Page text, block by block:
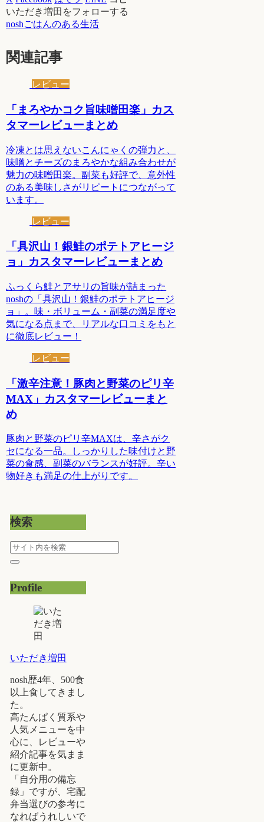
いただき増田をフォローする
noshごはんのある生活
関連記事
レビュー
「まろやかコク旨味噌田楽」カス
タマーレビューまとめ
冷凍とは思えないこんにゃくの弾力と、
味噌とチーズのまろやかな組み合わせが
魅力の味噌田楽。副菜も好評で、意外性
のある美味しさがリピートにつながって
います。
レビュー
「具沢山！銀鮭のポテトアヒージ
ョ」カスタマーレビューまとめ
ふっくら鮭とアサリの旨味が詰まった
noshの「具沢山！銀鮭のポテトアヒージ
ョ」。味・ボリューム・副菜の満足度や
気になる点まで、リアルな口コミをもと
に徹底レビュー！
レビュー
「激辛注意！豚肉と野菜のピリ辛
MAX」カスタマーレビューまと
め
豚肉と野菜のピリ辛MAXは、辛さがク
セになる一品。しっかりした味付けと野
菜の食感、副菜のバランスが好評。辛い
物好きも満足の仕上がりです。
検索
Profile
いただき増田
nosh歴4年、500食
以上食してきまし
た。
高たんぱく質系や
人気メニューを中
心に、レビューや
紹介記事を気まま
に更新中。
「自分用の備忘
録」ですが、宅配
弁当選びの参考に
なればうれしいで